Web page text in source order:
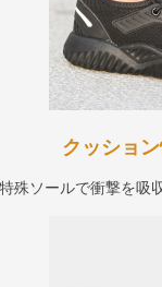
クッショ
殊ソールで衝撃を吸